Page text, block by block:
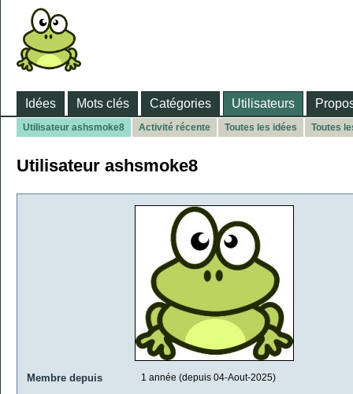
Idées Mots clés Catégories Utilisateurs
Utilisateur ashsmoke8 Activité récente Toutes les idées Toutes
Utilisateur ashsmoke8
Membre depuis 1 année (depuis 04-Aout-2025)